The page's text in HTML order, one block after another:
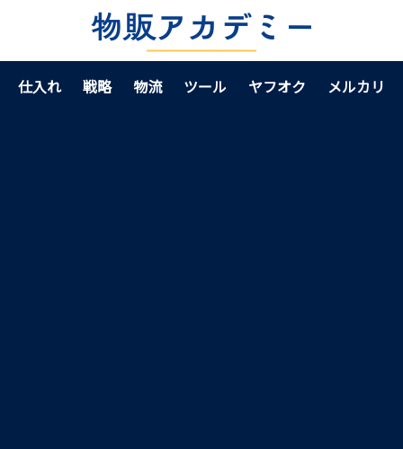
仕入れ 戦略 物流 ツール ヤフオク メルカリ